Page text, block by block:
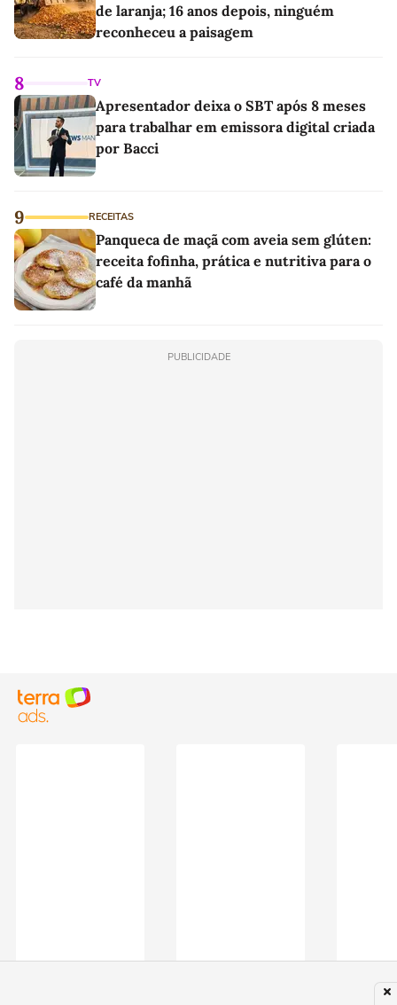
de laranja; 16 anos depois, ninguém
reconheceu a paisagem
8 TV
Apresentador deixa o SBT após 8 meses
para trabalhar em emissora digital criada
por Bacci
9 RECEITAS
Panqueca de maçã com aveia sem glúten:
receita fofinha, prática e nutritiva para o
café da manhã
PUBLICIDADE